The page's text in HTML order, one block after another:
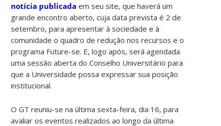
notícia publicada em seu site, que haverá um
grande encontro aberto, cuja data prevista é 2 de
setembro, para apresentar à sociedade e à
comunidade o quadro de redução nos recursos e o
programa Future-se. E, logo após, será agendada
uma sessão aberta do Conselho Universitário para
que a Universidade possa expressar sua posição
institucional.
O GT reuniu-se na última sexta-feira, dia 16, para
avaliar os eventos realizados ao longo da última